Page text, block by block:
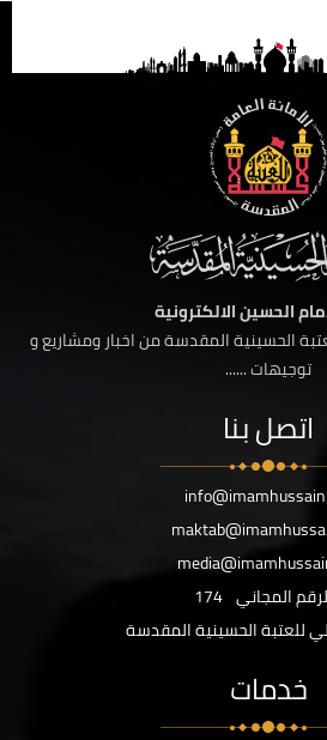
الحسين الالكترونية
الحسينية المقدسة من اخبار ومشاريع و
توجيهات ......
اتصل بنا
المجاني 174
للعتبة الحسينية المقدسة
خدمات